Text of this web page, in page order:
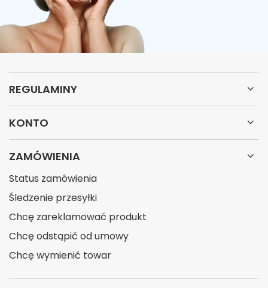
REGULAMINY
KONTO
ZAMÓWIENIA
Status zamówienia
Śledzenie przesyłki
Chcę zareklamować produkt
Chcę odstąpić od umowy
Chcę wymienić towar